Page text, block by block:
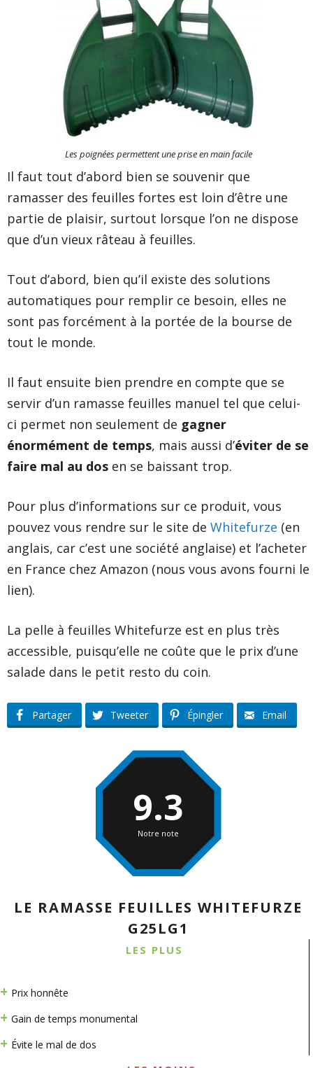
Les poignées permettent une prise en main facile
Il faut tout d’abord bien se souvenir que
ramasser des feuilles fortes est loin d’être une
partie de plaisir, surtout lorsque l’on ne dispose
que d’un vieux râteau à feuilles.
Tout d’abord, bien qu’il existe des solutions
automatiques pour remplir ce besoin, elles ne
sont pas forcément à la portée de la bourse de
tout le monde.
Il faut ensuite bien prendre en compte que se
servir d’un ramasse feuilles manuel tel que celui-
ci permet non seulement de gagner
énormément de temps, mais aussi d’éviter de se
faire mal au dos en se baissant trop.
Pour plus d’informations sur ce produit, vous
pouvez vous rendre sur le site de Whitefurze (en
anglais, car c’est une société anglaise) et l’acheter
en France chez Amazon (nous vous avons fourni le
lien).
La pelle à feuilles Whitefurze est en plus très
accessible, puisqu’elle ne coûte que le prix d’une
salade dans le petit resto du coin.
Partager Tweeter Épingler Email
9.3
Notre note
LE RAMASSE FEUILLES WHITEFURZE
G25LG1
LES PLUS
Prix honnête
Gain de temps monumental
Évite le mal de dos